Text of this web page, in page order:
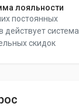
лояльности
постоянных
действует система
скидок